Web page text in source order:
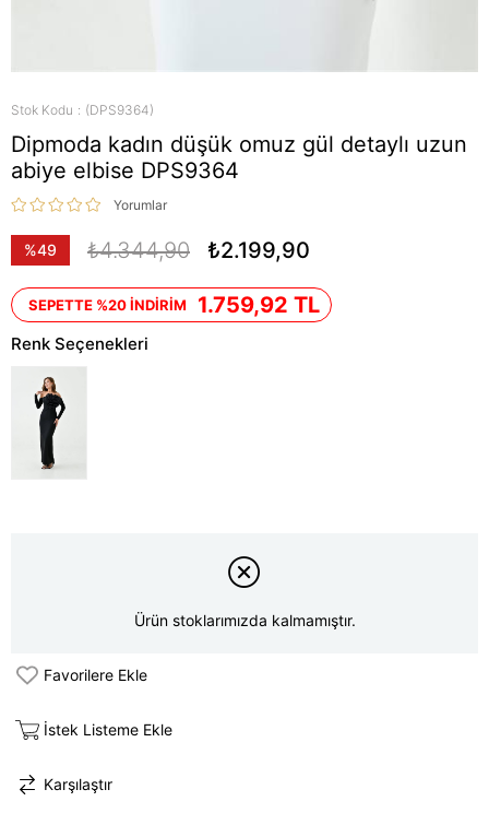
Stok Kodu (DPS9364)
Dipmoda kadın düşük omuz gül detaylı uzun
abiye elbise DPS9364
Yorumlar
%49
₺4.344,90 ₺2.199,90
SEPETTE %20 İNDİRİM 1.759,92 TL
Renk Seçenekleri
Ürün stoklarımızda kalmamıştır.
Favorilere Ekle
İstek Listeme Ekle
Karşılaştır